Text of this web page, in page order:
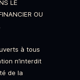
LE
OU
à tous
n’interdit
de la